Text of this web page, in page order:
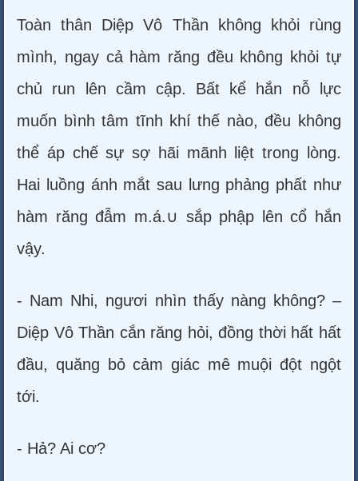
Toàn thân Diệp Vô Thần không khỏi rùng
mình, ngay cả hàm răng đều không khỏi tự
chủ run lên cầm cập. Bất kể hắn nỗ lực
muốn bình tâm tĩnh khí thế nào, đều không
thể áp chế sự sợ hãi mãnh liệt trong lòng.
Hai luồng ánh mắt sau lưng phảng phất như
hàm răng đẫm m.á.∪ sắp phập lên cổ hắn
vậy.
- Nam Nhi, ngươi nhìn thấy nàng không? –
Diệp Vô Thần cắn răng hỏi, đồng thời hất hất
đầu, quăng bỏ cảm giác mê muội đột ngột
tới.
- Hả? Ai cơ?